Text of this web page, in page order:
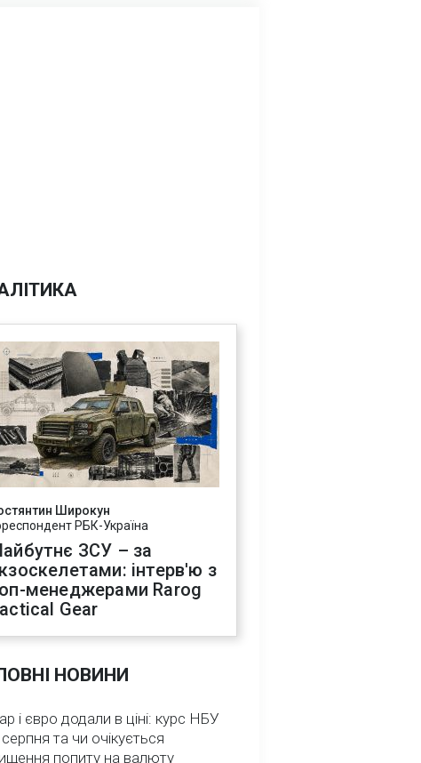
Широкун
РБК-Україна
ЗСУ – за
інтерв'ю з
менеджерами Rarog
Gear
НОВИНИ
і євро додали в ціні: курс НБУ
та чи очікується
попиту на валюту